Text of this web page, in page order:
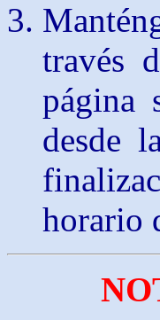
través
página
desde
horario